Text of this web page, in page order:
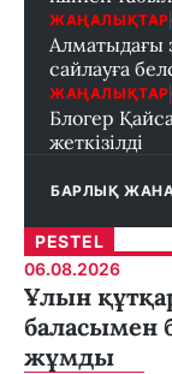
ЖАҢАЛЫҚТАР
Алматыдағы
сайлауға
ЖАҢАЛЫҚТАР
Блогер
жеткізілді
БАРЛЫҚ
PESTEL
06.08.2026
Ұлын
баласымен
жұмды